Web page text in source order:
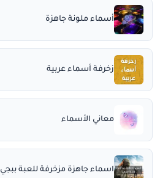
أسماء ملونة جاهزة
زخرفة أسماء عربية
معاني الأسماء
اسماء جاهزة مزخرفة للعبة ببجي